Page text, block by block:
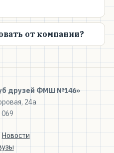
от компании?
друзей ФМШ №146»
24а
069
Новости